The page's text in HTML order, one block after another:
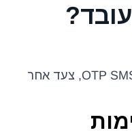
איך OTP SMS עובד?
הנה התהליך המלא של שליחת OTP SMS, צעד אחר